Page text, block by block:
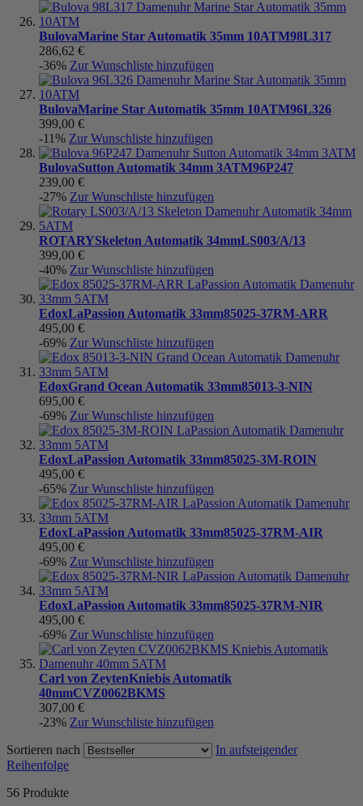
BulovaMarine Star Automatik 35mm 10ATM98L317
286,62 €
-36% Zur Wunschliste hinzufügen
BulovaMarine Star Automatik 35mm 10ATM96L326
399,00 €
-11% Zur Wunschliste hinzufügen
BulovaSutton Automatik 34mm 3ATM96P247
239,00 €
-27% Zur Wunschliste hinzufügen
ROTARYSkeleton Automatik 34mmLS003/A/13
399,00 €
-40% Zur Wunschliste hinzufügen
EdoxLaPassion Automatik 33mm85025-37RM-ARR
495,00 €
-69% Zur Wunschliste hinzufügen
EdoxGrand Ocean Automatik 33mm85013-3-NIN
695,00 €
-69% Zur Wunschliste hinzufügen
EdoxLaPassion Automatik 33mm85025-3M-ROIN
495,00 €
-65% Zur Wunschliste hinzufügen
EdoxLaPassion Automatik 33mm85025-37RM-AIR
495,00 €
-69% Zur Wunschliste hinzufügen
EdoxLaPassion Automatik 33mm85025-37RM-NIR
495,00 €
-69% Zur Wunschliste hinzufügen
Carl von ZeytenKniebis Automatik
40mmCVZ0062BKMS
307,00 €
-23% Zur Wunschliste hinzufügen
Sortieren nach
In aufsteigender
Reihenfolge
56 Produkte